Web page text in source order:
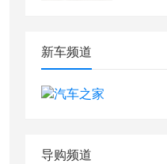
新车频道
导购频道